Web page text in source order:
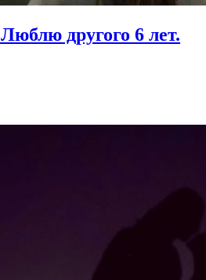
Люблю другого 6 лет.